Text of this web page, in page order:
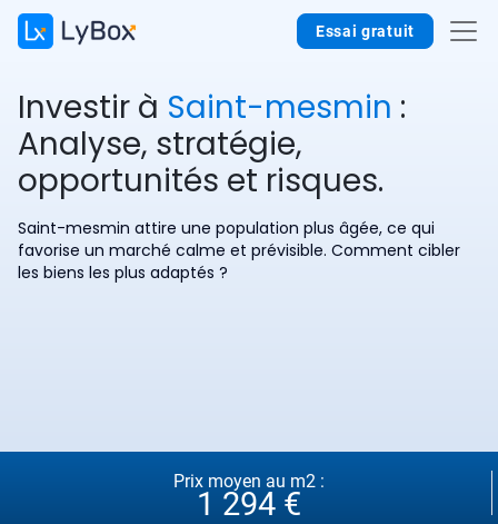
Essai gratuit
Investir à Saint-mesmin :
Analyse, stratégie,
opportunités et risques.
Saint-mesmin attire une population plus âgée, ce qui
favorise un marché calme et prévisible. Comment cibler
les biens les plus adaptés ?
Prix moyen au m2 :
1 294 €